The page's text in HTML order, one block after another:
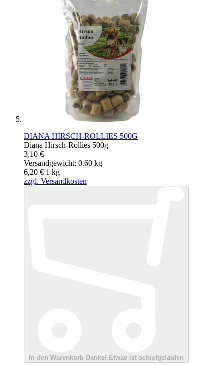
DIANA HIRSCH-ROLLIES 500G
Diana Hirsch-Rollies 500g
3,10 €
Versandgewicht: 0.60 kg
6,20 € 1 kg
zzgl. Versandkosten
In den Warenkorb Danke! Etwas ist schiefgelaufen